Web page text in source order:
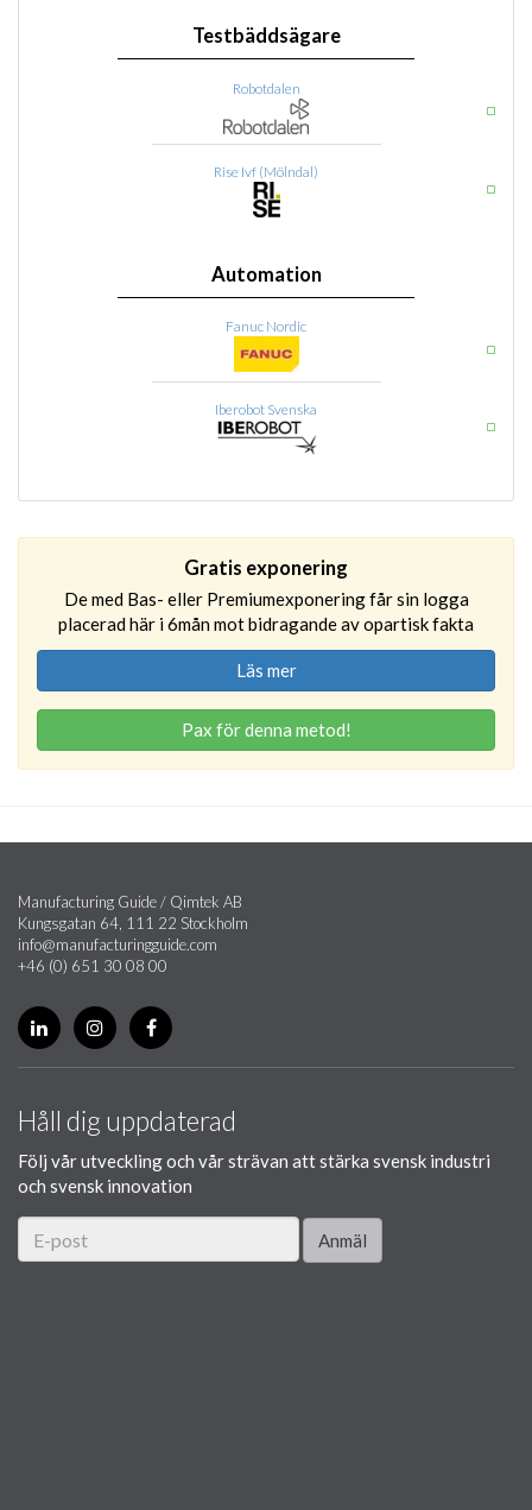
Testbäddsägare
Robotdalen
Rise Ivf (Mölndal)
Automation
Fanuc Nordic
Iberobot Svenska
Gratis exponering
De med Bas- eller Premiumexponering får sin logga
placerad här i 6mån mot bidragande av opartisk fakta
Läs mer
Pax för denna metod!
Manufacturing Guide / Qimtek AB
Kungsgatan 64, 111 22 Stockholm
info@manufacturingguide.com
+46 (0) 651 30 08 00
Håll dig uppdaterad
Följ vår utveckling och vår strävan att stärka svensk industri
och svensk innovation
Anmäl